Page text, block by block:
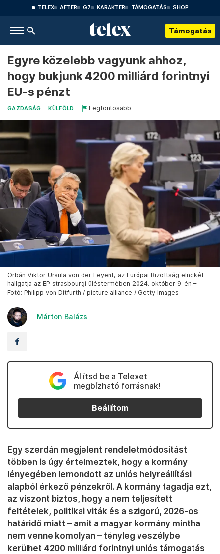
TELEX AFTER G7 KARAKTER TÁMOGATÁS SHOP
Támogatás
Egyre közelebb vagyunk ahhoz,
hogy bukjunk 4200 milliárd forintnyi
EU-s pénzt
GAZDASÁG KÜLFÖLD Legfontosabb
Orbán Viktor Ursula von der Leyent, az Európai Bizottság elnökét
hallgatja az EP strasbourgi üléstermében 2024. október 9-én –
Fotó: Philipp von Ditfurth / picture alliance / Getty Images
Márton Balázs
Állítsd be a Telexet
megbízható forrásnak!
Beállítom
Egy szerdán megjelent rendeletmódosítást
többen is úgy értelmeztek, hogy a kormány
lényegében lemondott az uniós helyreállítási
alapból érkező pénzekről. A kormány tagadja ezt,
az viszont biztos, hogy a nem teljesített
feltételek, politikai viták és a szigorú, 2026-os
határidő miatt – amit a magyar kormány mintha
nem venne komolyan – tényleg veszélybe
kerülhet 4200 milliárd forintnyi uniós támogatás